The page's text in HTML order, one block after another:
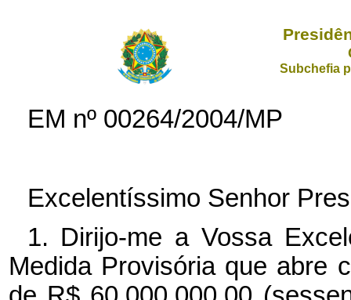
Subchefia
EM nº 00264/2004/MP
Excelentíssimo Senhor
1. Dirijo-me a Vossa
Medida Provisória que abre